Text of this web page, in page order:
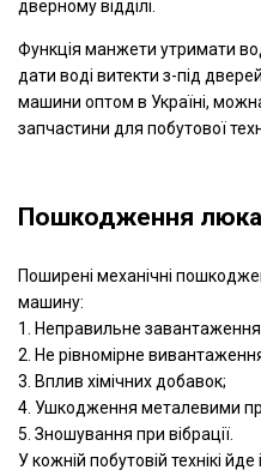
дверному відділі.
Функція манжети утримати
дати воді витекти з-під
машини оптом в Україні,
запчастини для побутової
Пошкодження
Поширені механічні
машину:
1. Неправильне завантаження
2. Не рівномірне
3. Вплив хімічних добавок;
4. Ушкодження металевими
5. Зношування при вібрації.
У кожній побутовій технікі йде